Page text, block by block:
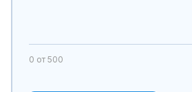
0 от 500